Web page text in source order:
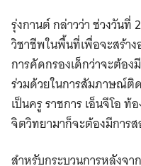
รุ่งกานต์ กล่าวว่า ช่วงวันที่
วิชาชีพในพื้นที่เพื่อจะสร้าง
การคัดกรองเด็กว่าจะต้อง
ร่วมด้วยในการสัมภาษณ์ติ
เป็นครู ราชการ เอ็นจีโอ
จิตวิทยามาก็จะต้องมีการ
สำหรับกระบวนการหลังจ